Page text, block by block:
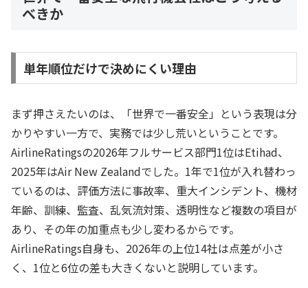
べきか
単年順位だけで決めにくい理由
まず押さえたいのは、「世界で一番安全」という表現は分
かりやすい一方で、実務では少し荒いということです。
AirlineRatingsの2026年フルサービス部門1位はEtihad、
2025年はAir New Zealandでした。1年で1位が入れ替わっ
ているのは、評価方法に事故率、重大インシデント、機材
年齢、訓練、監査、乱気流対策、透明性など複数の項目が
あり、その年の加重点も少し変わるからです。
AirlineRatings自身も、2026年の上位14社は点差が小さ
く、1位と6位の差も大きくないと説明しています。